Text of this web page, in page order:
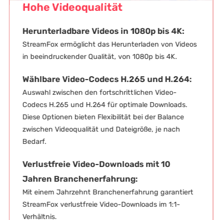
Video-
zwischen den
Video-
H.265 und H.264
Downloads.
bieten
zwischen
und
je nach
Unterstützung für mehrere
StreamFox ermöglicht das Herunterladen von Videos
in verschiedenen Formaten, einschließlich MP4, MKV
Dies gewährleistet eine nahtlose Wiedergabe auf
einer Vielzahl von Geräten, wie Smartphones,
Computern, Fernsehern und mehr, und gibt Ihnen
die Flexibilität, Ihre Lieblingsinhalte jederzeit und
überall zu genießen.